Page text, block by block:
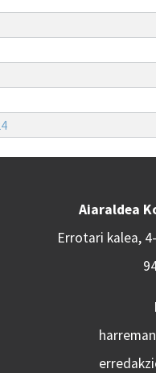
Aiaraldea
Errotari kalea,